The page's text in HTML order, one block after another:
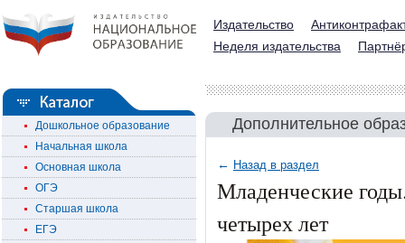
Издательство
Неделя издательства
Дошкольное образование
Начальная школа
Основная школа
ОГЭ
Старшая школа
ЕГЭ
Дополнительное
← Назад в раздел
Младенческие
четырех лет